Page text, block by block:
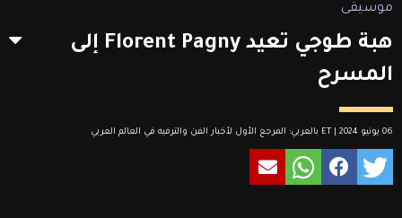
موسيقى
هبة طوجي تعيد Florent Pagny إلى
المسرح
06 يونيو 2024 | ET بالعربي: المرجع الأول لأخبار الفن والترفيه في العالم العربي